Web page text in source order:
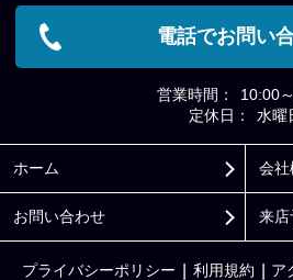
電話でお問い
営業時間：
10:00
定休日：
水曜
ホーム 会社
お問い合わせ 来店
プライバシーポリシー 利用規約 ア